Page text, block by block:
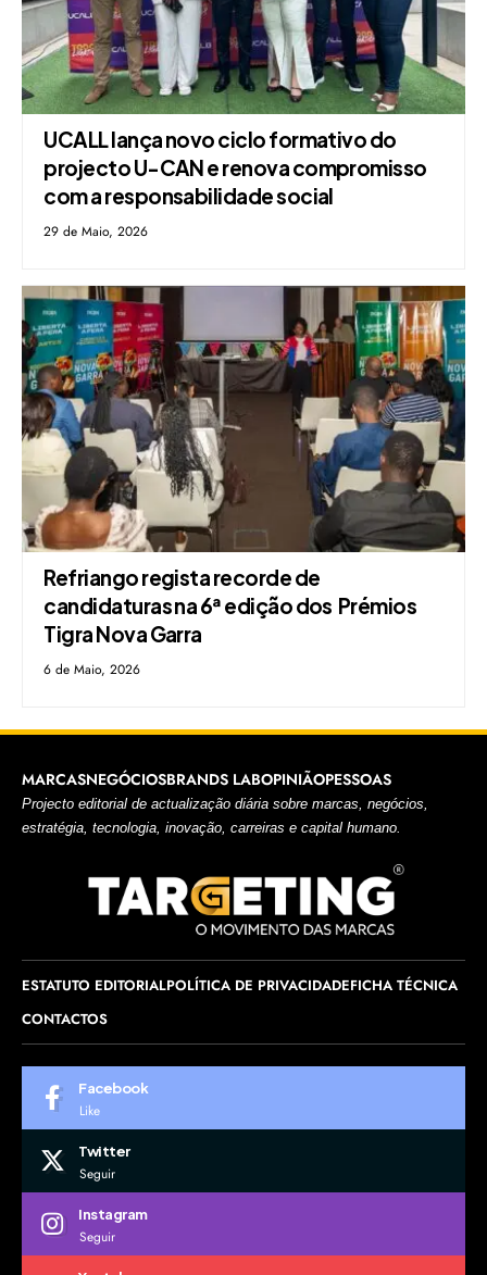
UCALL lança novo ciclo formativo do
projecto U-CAN e renova compromisso
com a responsabilidade social
29 de Maio, 2026
Refriango regista recorde de
candidaturas na 6ª edição dos Prémios
Tigra Nova Garra
6 de Maio, 2026
MARCASNEGÓCIOSBRANDS LABOPINIÃOPESSOAS
Projecto editorial de actualização diária sobre marcas, negócios,
estratégia, tecnologia, inovação, carreiras e capital humano.
ESTATUTO EDITORIALPOLÍTICA DE PRIVACIDADEFICHA TÉCNICA
CONTACTOS
Facebook
Like
Twitter
Seguir
Instagram
Seguir